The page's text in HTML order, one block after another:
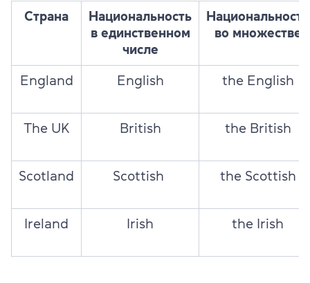
Страна
Национальность
в единственном
числе
Национальность
во множестве
England English the English
The UK British the British
Scotland Scottish the Scottish
Ireland Irish the Irish